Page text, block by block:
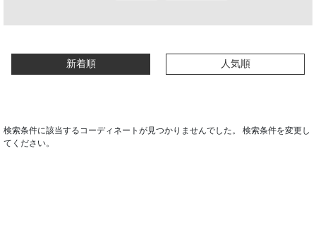
新着順 人気順
検索条件に該当するコーディネートが見つかりませんでした。 検索条件を変更し
てください。